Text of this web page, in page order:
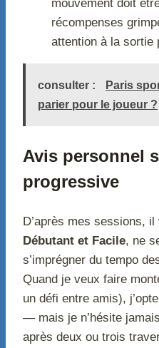
mouvement doit
récompenses
attention à la sortie
consulter :
Paris
parier pour le joueur ?
Avis personnel
progressive
D’après mes sessions,
Débutant et Facile, ne
s’imprégner du tempo
Quand je veux faire
un défi entre amis),
— mais je n’hésite
après deux ou trois